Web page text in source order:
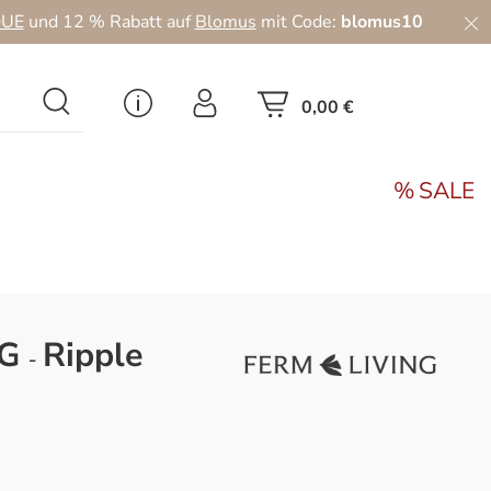
und 12 % Rabatt aufBlomus mit Code: blomus10
0,00 €
SALE
– Ripple